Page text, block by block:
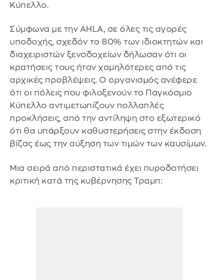
Κύπελλο.
Σύμφωνα με την AHLA, σε όλες τις αγορές
υποδοχής, σχεδόν το 80% των ιδιοκτητών και
διαχειριστών ξενοδοχείων δήλωσαν ότι οι
κρατήσεις τους ήταν χαμηλότερες από τις
αρχικές προβλέψεις. Ο οργανισμός ανέφερε
ότι οι πόλεις που φιλοξενούν το Παγκόσμιο
Κύπελλο αντιμετωπίζουν πολλαπλές
προκλήσεις, από την αντίληψη στο εξωτερικό
ότι θα υπάρξουν καθυστερήσεις στην έκδοση
βίζας έως την αύξηση των τιμών των καυσίμων.
Μια σειρά από περιστατικά έχει πυροδοτήσει
κριτική κατά της κυβέρνησης Τραμπ: